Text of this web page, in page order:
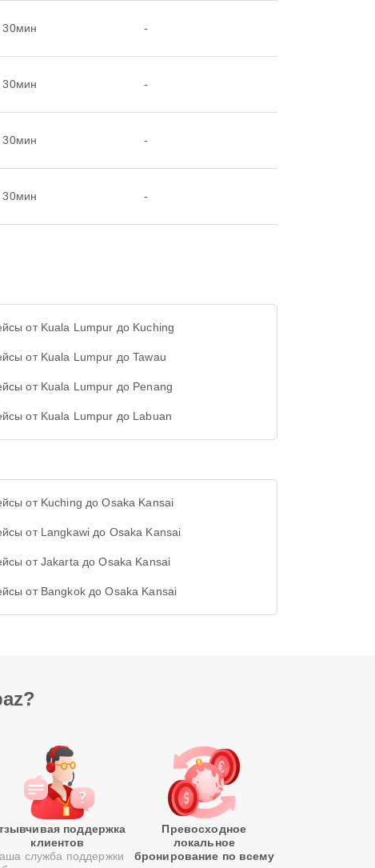
30мин -
30мин -
30мин -
30мин -
от Kuala Lumpur до Kuching
от Kuala Lumpur до Tawau
от Kuala Lumpur до Penang
от Kuala Lumpur до Labuan
от Kuching до Osaka Kansai
от Langkawi до Osaka Kansai
от Jakarta до Osaka Kansai
от Bangkok до Osaka Kansai
поддержка
клиентов
служба поддержки
Превосходное
локальное
бронирование по всему